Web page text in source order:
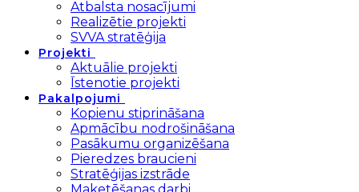
Atbalsta nosacījumi
Realizētie projekti
SVVA stratēģija
Projekti
Aktuālie projekti
Īstenotie projekti
Pakalpojumi
Kopienu stiprināšana
Apmācību nodrošināšana
Pasākumu organizēšana
Pieredzes braucieni
Stratēģijas izstrāde